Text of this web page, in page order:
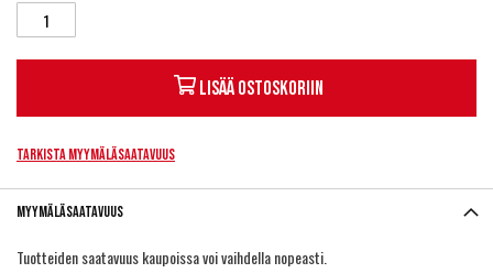
Lisää ostoskoriin
Tarkista myymäläsaatavuus
Myymäläsaatavuus
Tuotteiden saatavuus kaupoissa voi vaihdella nopeasti.